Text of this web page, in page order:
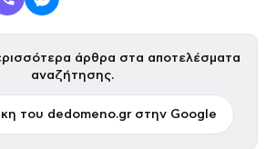
άρθρα στα αποτελέσματα
αναζήτησης.
του dedomeno.gr στην Google